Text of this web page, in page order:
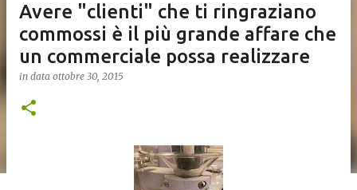
Avere "clienti" che ti ringraziano
commossi è il più grande affare che
un commerciale possa realizzare
in data ottobre 30, 2015